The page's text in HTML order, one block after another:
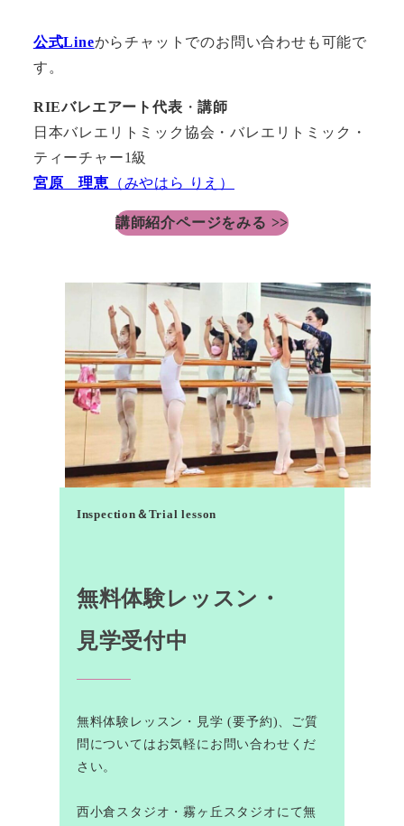
公式Lineからチャットでのお問い合わせも可能で
す。
RIEバレエアート代表 ・講師
日本バレエリトミック協会・バレエリトミック・
ティーチャー1級
宮原 理恵 （みやはら りえ）
講師紹介ページをみる >>
Inspection＆Trial lesson
無料体験レッスン・
見学受付中
無料体験レッスン・見学 (要予約)、ご質
問についてはお気軽にお問い合わせくだ
さい。
西小倉スタジオ・霧ヶ丘スタジオにて無